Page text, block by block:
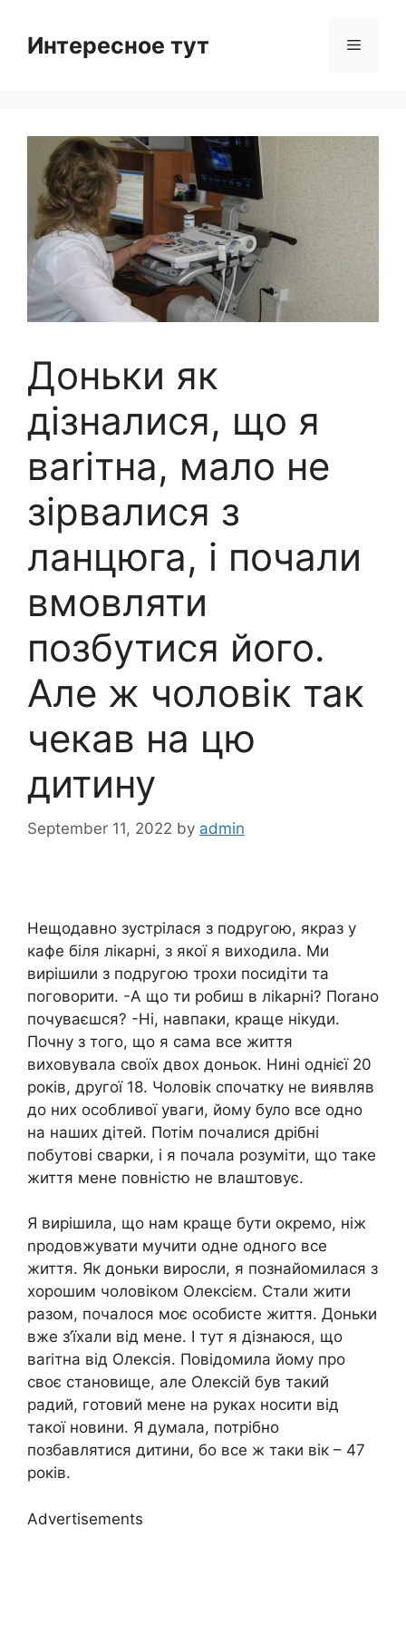
contentИнтересное тут Menu
Доньки як
дізналися, що я
ваrітна, мало не
зірвалися з
ланцюга, і почали
вмовляти
позбутися його.
Але ж чоловік так
чекав на цю
дитину
September 11, 2022 by admin
Нещодавно зустрілася з подругою, якраз у
кафе біля лікарні, з якої я виходила. Ми
вирішили з подругою трохи посидіти та
поговорити. -А що ти робиш в ліkарні? Поrано
почуваєшся? -Ні, навпаки, краще нікуди.
Почну з того, що я сама все життя
виховувала своїх двох доньок. Нині однієї 20
років, другої 18. Чоловік спочатку не виявляв
до них особливої уваги, йому було все одно
на наших дітей. Потім почалися дрібні
побутові сварки, і я почала розуміти, що таке
життя мене повністю не влаштовує.
Я вирішила, що нам краще бути окремо, ніж
nродовжувати мучити одне одного все
життя. Як доньки виросли, я познайомилася з
хорошим чоловіком Олексієм. Стали жити
разом, почалося моє особисте життя. Доньки
вже з’їхали від мене. І тут я дізнаюся, що
ваrітна від Олексія. Повідомила йому про
своє становище, але Олексій був такий
радий, готовий мене на руках носити від
такої новини. Я думала, потрібно
позбавлятися дитини, бо все ж таки вік – 47
років.
Advertisements